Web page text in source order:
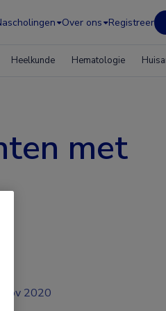
Over ons Registreer
Heelkunde Hematologie
met
nov 2020